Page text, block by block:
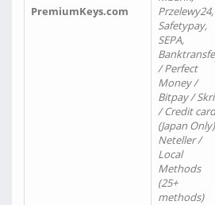
PremiumKeys.com
Przelewy24,
Safetypay,
SEPA,
/ Perfect
Money /
Bitpay /
/ Credit card
(Japan
Neteller /
Local
Methods
(25+
methods)